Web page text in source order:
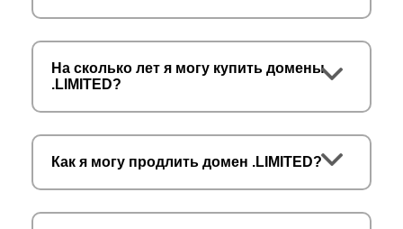
На сколько лет я могу купить домены
.LIMITED?
Как я могу продлить домен .LIMITED?